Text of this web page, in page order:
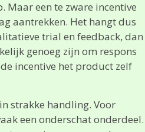
Maar een te zware incentive
aantrekken. Het hangt dus
trial en feedback, dan
genoeg zijn om respons
incentive het product zelf
strakke handling. Voor
een onderschat onderdeel.